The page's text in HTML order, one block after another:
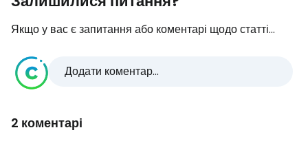
Якщо у вас є запитання або коментарі щодо статті...
Додати коментар...
2 коментарі